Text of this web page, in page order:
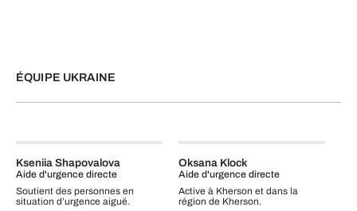
ÉQUIPE UKRAINE
Kseniia Shapovalova
Aide d'urgence directe
Soutient des personnes en
situation d’urgence aiguë.
Oksana Klock
Aide d'urgence directe
Active à Kherson et dans la
région de Kherson.